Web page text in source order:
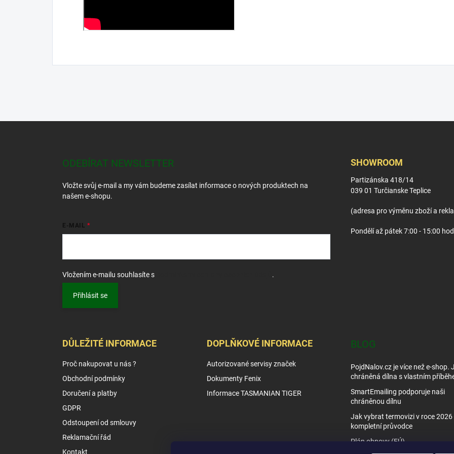
ODEBÍRAT NEWSLETTER
Vložte svůj e-mail a my vám budeme zasílat informace o nových produktech na
našem e-shopu.
E-MAIL
Vložením e-mailu souhlasíte s .
Přihlásit se
SHOWROOM
Partizánska 418/14
039 01 Turčianske Teplice
(adresa pro výměnu zboží a
Pondělí až pátek 7:00 - 15:00
DŮLEŽITÉ INFORMACE
Proč nakupovat u nás ?
Obchodní podmínky
Doručení a platby
GDPR
Odstoupení od smlouvy
Reklamační řád
Kontakt
DOPLŇKOVÉ INFORMACE
Autorizované servisy značek
Dokumenty Fenix
Informace TASMANIAN TIGER
BLOG
PojdNalov.cz je více než e-shop.
chráněná dílna s vlastním
SmartEmailing podporuje naši
chráněnou dílnu
Jak vybrat termovizi v roce 2026
kompletní průvodce
Plán obnovy (EÚ)